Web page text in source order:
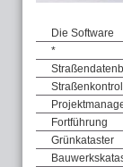
Die Software
*
Fortführung
Grünkataster